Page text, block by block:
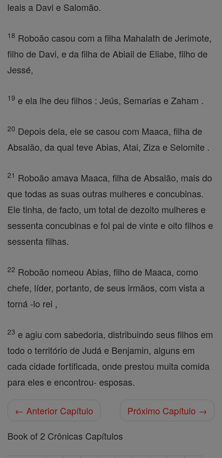
leais a Davi e Salomão.
18 Roboão casou com a filha Mahalath de Jerimote,
filho de Davi, e da filha de Abiail de Eliabe, filho de
Jessé,
19 e ela lhe deu filhos : Jeús, Semarias e Zaham .
20 Depois dela, ele se casou com Maaca, filha de
Absalão, da qual teve Abias, Atai, Ziza e Selomite .
21 Roboão amava Maaca, filha de Absalão, mais do
que todas as suas outras mulheres e concubinas.
Ele tinha, de facto, um total de dezoito mulheres e
sessenta concubinas e foi pai de vinte e oito filhos e
sessenta filhas.
22 Roboão nomeou Abias, filho de Maaca, como
chefe, líder, portanto, de seus irmãos, com vista a
torná -lo rei ,
23 e agiu com sabedoria, distribuindo seus filhos em
todo o território de Judá e Benjamin, alguns em
cada cidade fortificada, onde prestou muita comida
para eles e encontrou- esposas.
← Anterior Capítulo
Próximo Capítulo →
Book of 2 Crônicas Capítulos